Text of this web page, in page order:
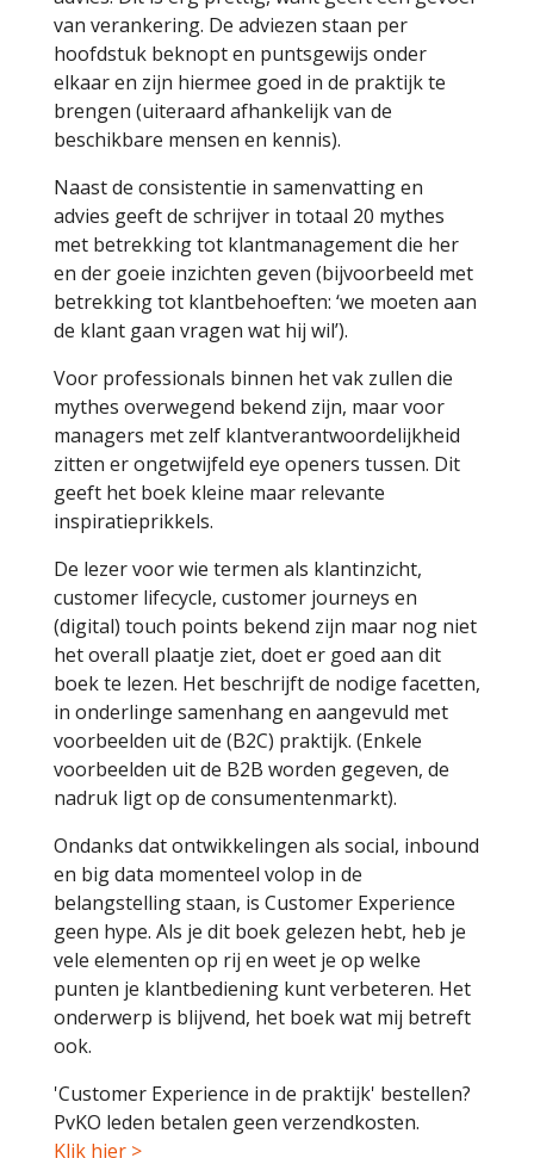
van verankering. De adviezen staan per
hoofdstuk beknopt en puntsgewijs onder
elkaar en zijn hiermee goed in de praktijk te
brengen (uiteraard afhankelijk van de
beschikbare mensen en kennis).
Naast de consistentie in samenvatting en
advies geeft de schrijver in totaal 20 mythes
met betrekking tot klantmanagement die her
en der goeie inzichten geven (bijvoorbeeld met
betrekking tot klantbehoeften: ‘we moeten aan
de klant gaan vragen wat hij wil’).
Voor professionals binnen het vak zullen die
mythes overwegend bekend zijn, maar voor
managers met zelf klantverantwoordelijkheid
zitten er ongetwijfeld eye openers tussen. Dit
geeft het boek kleine maar relevante
inspiratieprikkels.
De lezer voor wie termen als klantinzicht,
customer lifecycle, customer journeys en
(digital) touch points bekend zijn maar nog niet
het overall plaatje ziet, doet er goed aan dit
boek te lezen. Het beschrijft de nodige facetten,
in onderlinge samenhang en aangevuld met
voorbeelden uit de (B2C) praktijk. (Enkele
voorbeelden uit de B2B worden gegeven, de
nadruk ligt op de consumentenmarkt).
Ondanks dat ontwikkelingen als social, inbound
en big data momenteel volop in de
belangstelling staan, is Customer Experience
geen hype. Als je dit boek gelezen hebt, heb je
vele elementen op rij en weet je op welke
punten je klantbediening kunt verbeteren. Het
onderwerp is blijvend, het boek wat mij betreft
ook.
'Customer Experience in de praktijk' bestellen?
PvKO leden betalen geen verzendkosten.
Klik hier >